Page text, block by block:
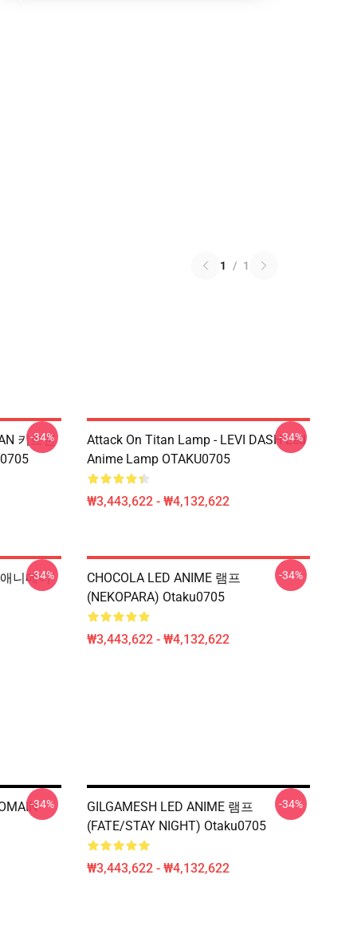
1 / 1
키르틴
-34%
Attack On Titan Lamp - LEVI DASH Led
Anime Lamp OTAKU0705
₩3,443,622 - ₩4,132,622
-34%
니메이
-34%
CHOCOLA LED ANIME 램프
(NEKOPARA) Otaku0705
₩3,443,622 - ₩4,132,622
-34%
-34%
GILGAMESH LED ANIME 램프
(FATE/STAY NIGHT) Otaku0705
₩3,443,622 - ₩4,132,622
-34%